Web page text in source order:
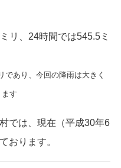
リ、24時間では545.5ミ
あり、今回の降雨は大きく
す
では、現在（平成30年6
おります。